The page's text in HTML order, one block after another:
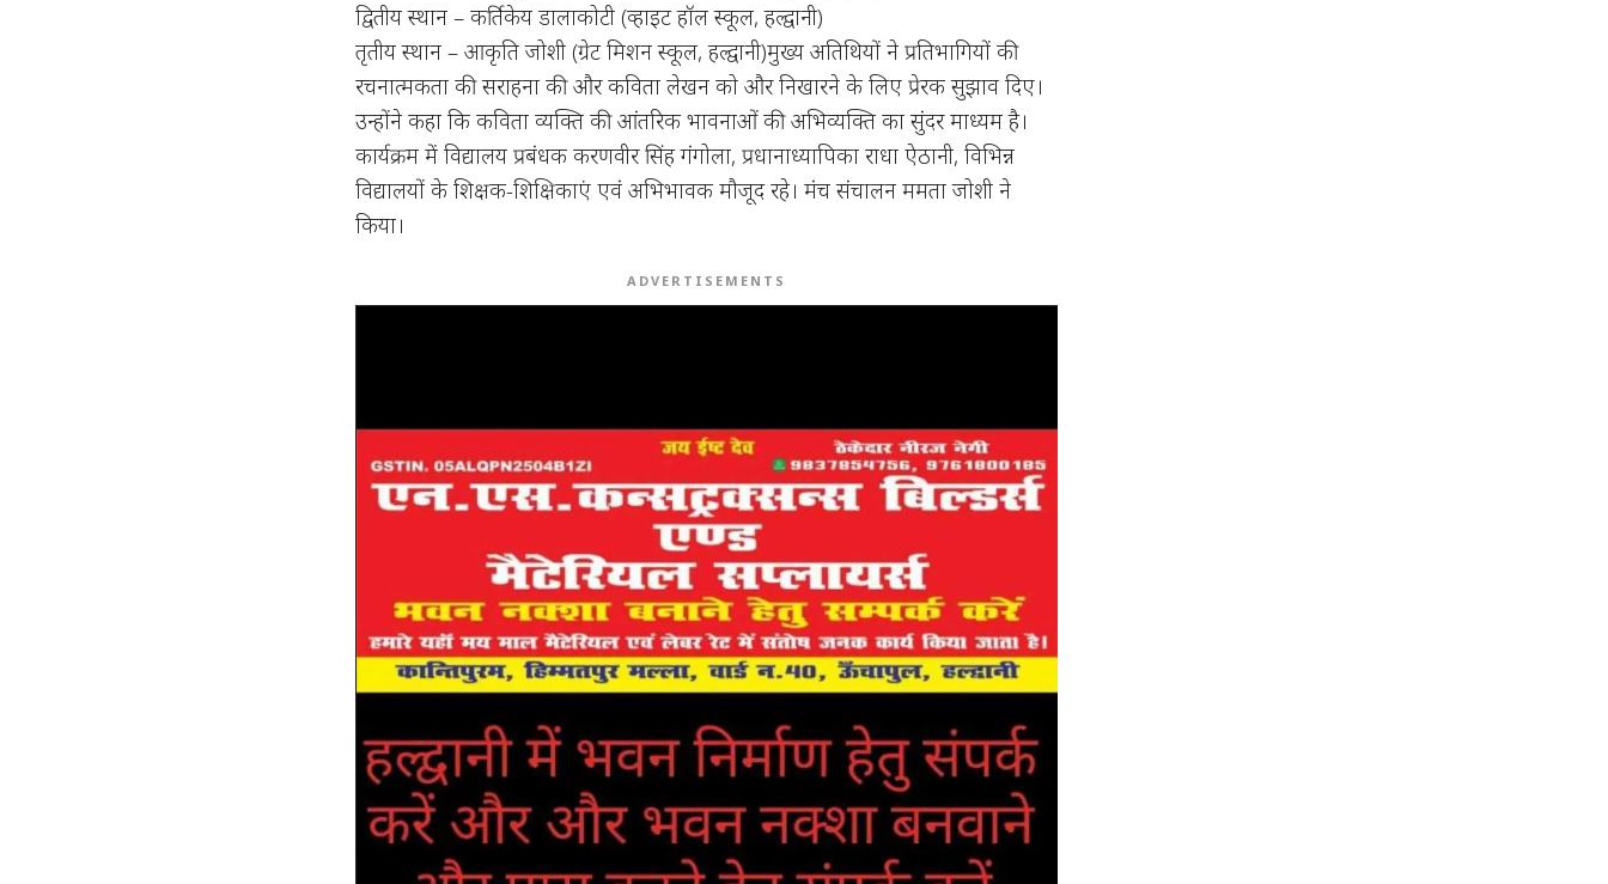
द्वितीय स्थान – कर्तिकेय डालाकोटी (व्हाइट हॉल स्कूल, हल्द्वानी)
तृतीय स्थान – आकृति जोशी (ग्रेट मिशन स्कूल, हल्द्वानी)मुख्य अतिथियों ने प्रतिभागियों की
रचनात्मकता की सराहना की और कविता लेखन को और निखारने के लिए प्रेरक सुझाव दिए।
उन्होंने कहा कि कविता व्यक्ति की आंतरिक भावनाओं की अभिव्यक्ति का सुंदर माध्यम है।
कार्यक्रम में विद्यालय प्रबंधक करणवीर सिंह गंगोला, प्रधानाध्यापिका राधा ऐठानी, विभिन्न
विद्यालयों के शिक्षक-शिक्षिकाएं एवं अभिभावक मौजूद रहे। मंच संचालन ममता जोशी ने
किया।
ADVERTISEMENTS